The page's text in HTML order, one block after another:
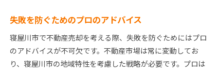
失敗を防ぐためのプロのアドバイス
寝屋川市で不動産売却を考える際、失敗を防ぐためにはプロ
のアドバイスが不可欠です。不動産市場は常に変動してお
り、寝屋川市の地域特性を考慮した戦略が必要です。プロは